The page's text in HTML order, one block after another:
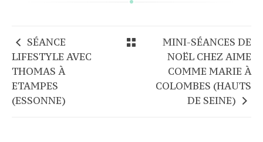
SÉANCE
LIFESTYLE AVEC
THOMAS À
ETAMPES
(ESSONNE)
MINI-SÉANCES DE
NOËL CHEZ AIME
COMME MARIE À
COLOMBES (HAUTS
DE SEINE)